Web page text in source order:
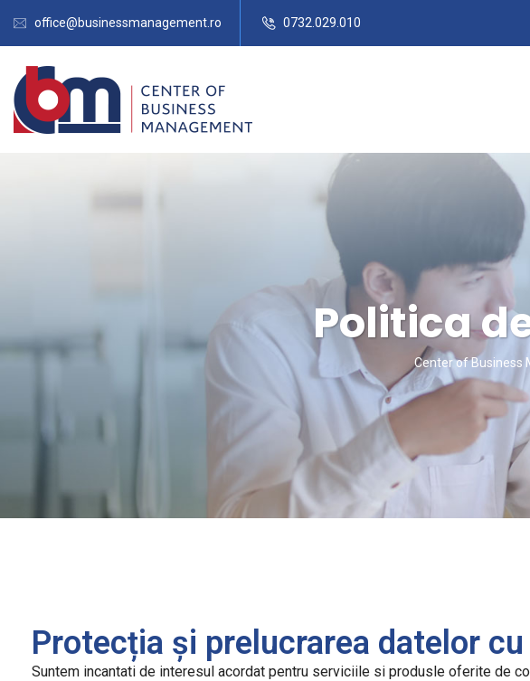
office@businessmanagement.ro 0732.029.010
Politica
Center of Business
Protecția și prelucrarea datelor
Suntem incantati de interesul acordat pentru serviciile si produsle oferite de